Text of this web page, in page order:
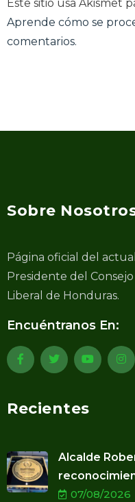
Este sitio usa Akismet
Aprende cómo se
comentarios.
Sobre
Página oficial del
Presidente del
Liberal de Honduras.
Encuéntranos En:
Recientes
Alcalde
07/08/2026